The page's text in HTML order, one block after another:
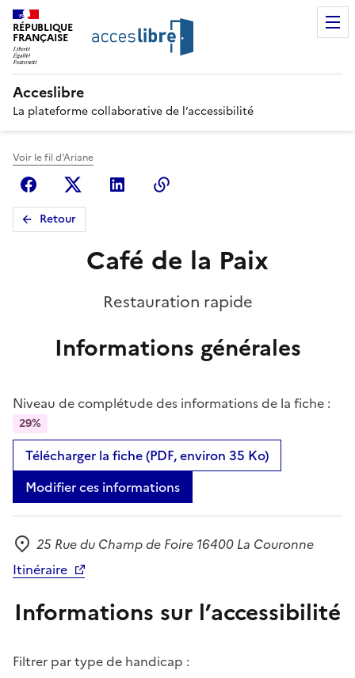
RÉPUBLIQUE
FRANÇAISE
Acceslibre
La plateforme collaborative de l’accessibilité
Voir le fil d'Ariane
FacebookX (anciennement Twitter)
Linkedin
Retour
Café de la Paix
Restauration rapide
Informations générales
Niveau de complétude des informations de la fiche :
29%
Télécharger la fiche (PDF, environ 35 Ko)
Modifier ces informations
Adresse
25 Rue du Champ de Foire 16400 La Couronne
Itinéraire
Informations sur l’accessibilité
Filtrer par type de handicap :